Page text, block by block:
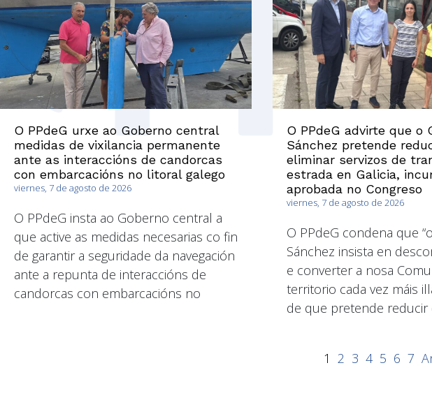
O PPdeG urxe ao Goberno central
medidas de vixilancia permanente
ante as interaccións de candorcas
con embarcacións no litoral galego
viernes, 7 de agosto de 2026
O PPdeG insta ao Goberno central a
que active as medidas necesarias co fin
de garantir a seguridade da navegación
ante a repunta de interaccións de
candorcas con embarcacións no
O PPdeG advirte que o
Sánchez pretende
eliminar servizos de
estrada en Galicia,
aprobada no Congreso
viernes, 7 de agosto de 2026
O PPdeG condena que
Sánchez insista en
e converter a nosa
territorio cada vez máis
de que pretende reducir
1 2 3 4 5 6 7